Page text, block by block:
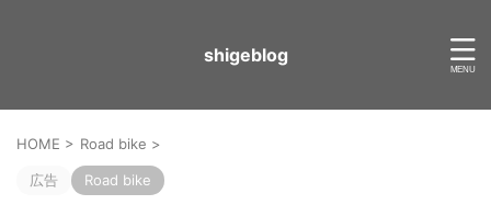
shigeblog
HOME > Road bike >
広告 Road bike